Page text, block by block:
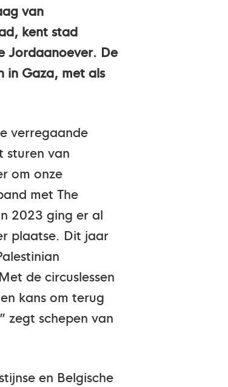
van
kent stad
Jordaanoever. De
in Gaza, met als
verregaande
sturen van
om onze
met The
2023 ging er al
plaatse. Dit jaar
de circuslessen
kans om terug
zegt schepen van
en Belgische